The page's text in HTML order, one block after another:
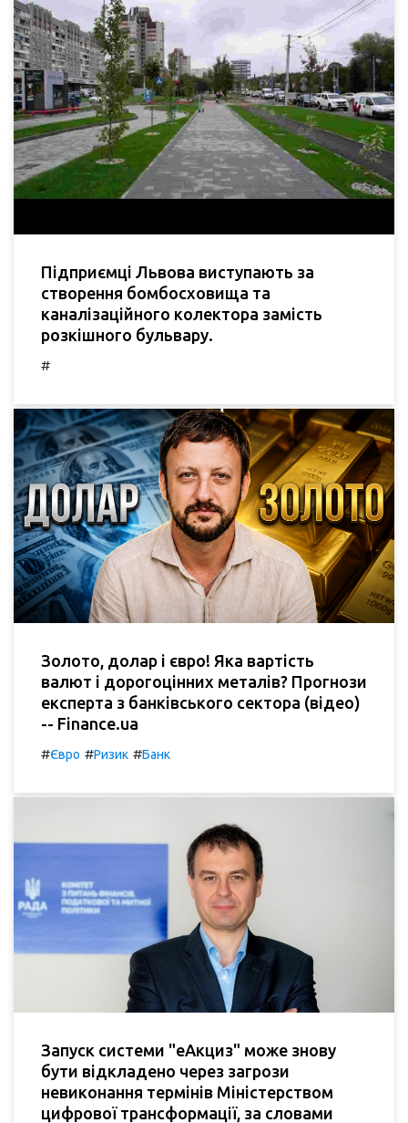
Підприємці Львова виступають за
створення бомбосховища та
каналізаційного колектора замість
розкішного бульвару.
#
Золото, долар і євро! Яка вартість
валют і дорогоцінних металів? Прогнози
експерта з банківського сектора (відео)
-- Finance.ua
#Євро #Ризик #Банк
Запуск системи "еАкциз" може знову
бути відкладено через загрози
невиконання термінів Міністерством
цифрової трансформації, за словами